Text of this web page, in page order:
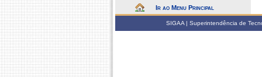
Ir ao Menu Principal
SIGAA | Superintendência de